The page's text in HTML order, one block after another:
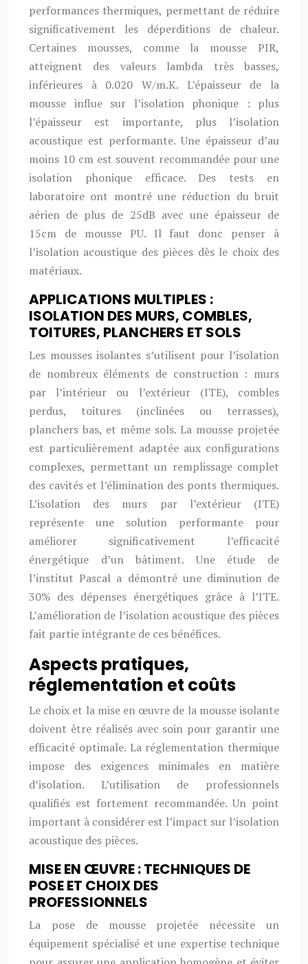
performances thermiques, permettant de réduire
significativement les déperditions de chaleur.
Certaines mousses, comme la mousse PIR,
atteignent des valeurs lambda très basses,
inférieures à 0.020 W/m.K. L’épaisseur de la
mousse influe sur l’isolation phonique : plus
l’épaisseur est importante, plus l’isolation
acoustique est performante. Une épaisseur d’au
moins 10 cm est souvent recommandée pour une
isolation phonique efficace. Des tests en
laboratoire ont montré une réduction du bruit
aérien de plus de 25dB avec une épaisseur de
15cm de mousse PU. Il faut donc penser à
l’isolation acoustique des pièces dès le choix des
matériaux.
APPLICATIONS MULTIPLES :
ISOLATION DES MURS, COMBLES,
TOITURES, PLANCHERS ET SOLS
Les mousses isolantes s’utilisent pour l’isolation
de nombreux éléments de construction : murs
par l’intérieur ou l’extérieur (ITE), combles
perdus, toitures (inclinées ou terrasses),
planchers bas, et même sols. La mousse projetée
est particulièrement adaptée aux configurations
complexes, permettant un remplissage complet
des cavités et l’élimination des ponts thermiques.
L’isolation des murs par l’extérieur (ITE)
représente une solution performante pour
améliorer significativement l’efficacité
énergétique d’un bâtiment. Une étude de
l’institut Pascal a démontré une diminution de
30% des dépenses énergétiques grâce à l’ITE.
L’amélioration de l’isolation acoustique des pièces
fait partie intégrante de ces bénéfices.
Aspects pratiques,
réglementation et coûts
Le choix et la mise en œuvre de la mousse isolante
doivent être réalisés avec soin pour garantir une
efficacité optimale. La réglementation thermique
impose des exigences minimales en matière
d’isolation. L’utilisation de professionnels
qualifiés est fortement recommandée. Un point
important à considérer est l’impact sur l’isolation
acoustique des pièces.
MISE EN ŒUVRE : TECHNIQUES DE
POSE ET CHOIX DES
PROFESSIONNELS
La pose de mousse projetée nécessite un
équipement spécialisé et une expertise technique